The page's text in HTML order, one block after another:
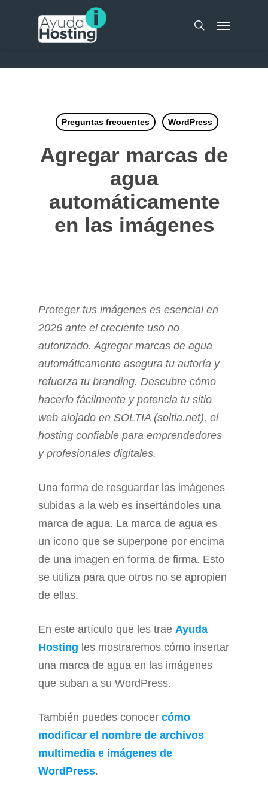
search
Menu
Preguntas frecuentes WordPress
Agregar marcas de
agua
automáticamente
en las imágenes
Proteger tus imágenes es esencial en
2026 ante el creciente uso no
autorizado. Agregar marcas de agua
automáticamente asegura tu autoría y
refuerza tu branding. Descubre cómo
hacerlo fácilmente y potencia tu sitio
web alojado en SOLTIA (soltia.net), el
hosting confiable para emprendedores
y profesionales digitales.
Una forma de resguardar las imágenes
subidas a la web es insertándoles una
marca de agua. La marca de agua es
un icono que se superpone por encima
de una imagen en forma de firma. Esto
se utiliza para que otros no se apropien
de ellas.
En este artículo que les trae Ayuda
Hosting les mostraremos cómo insertar
una marca de agua en las imágenes
que suban a su WordPress.
También puedes conocer cómo
modificar el nombre de archivos
multimedia e imágenes de
WordPress.